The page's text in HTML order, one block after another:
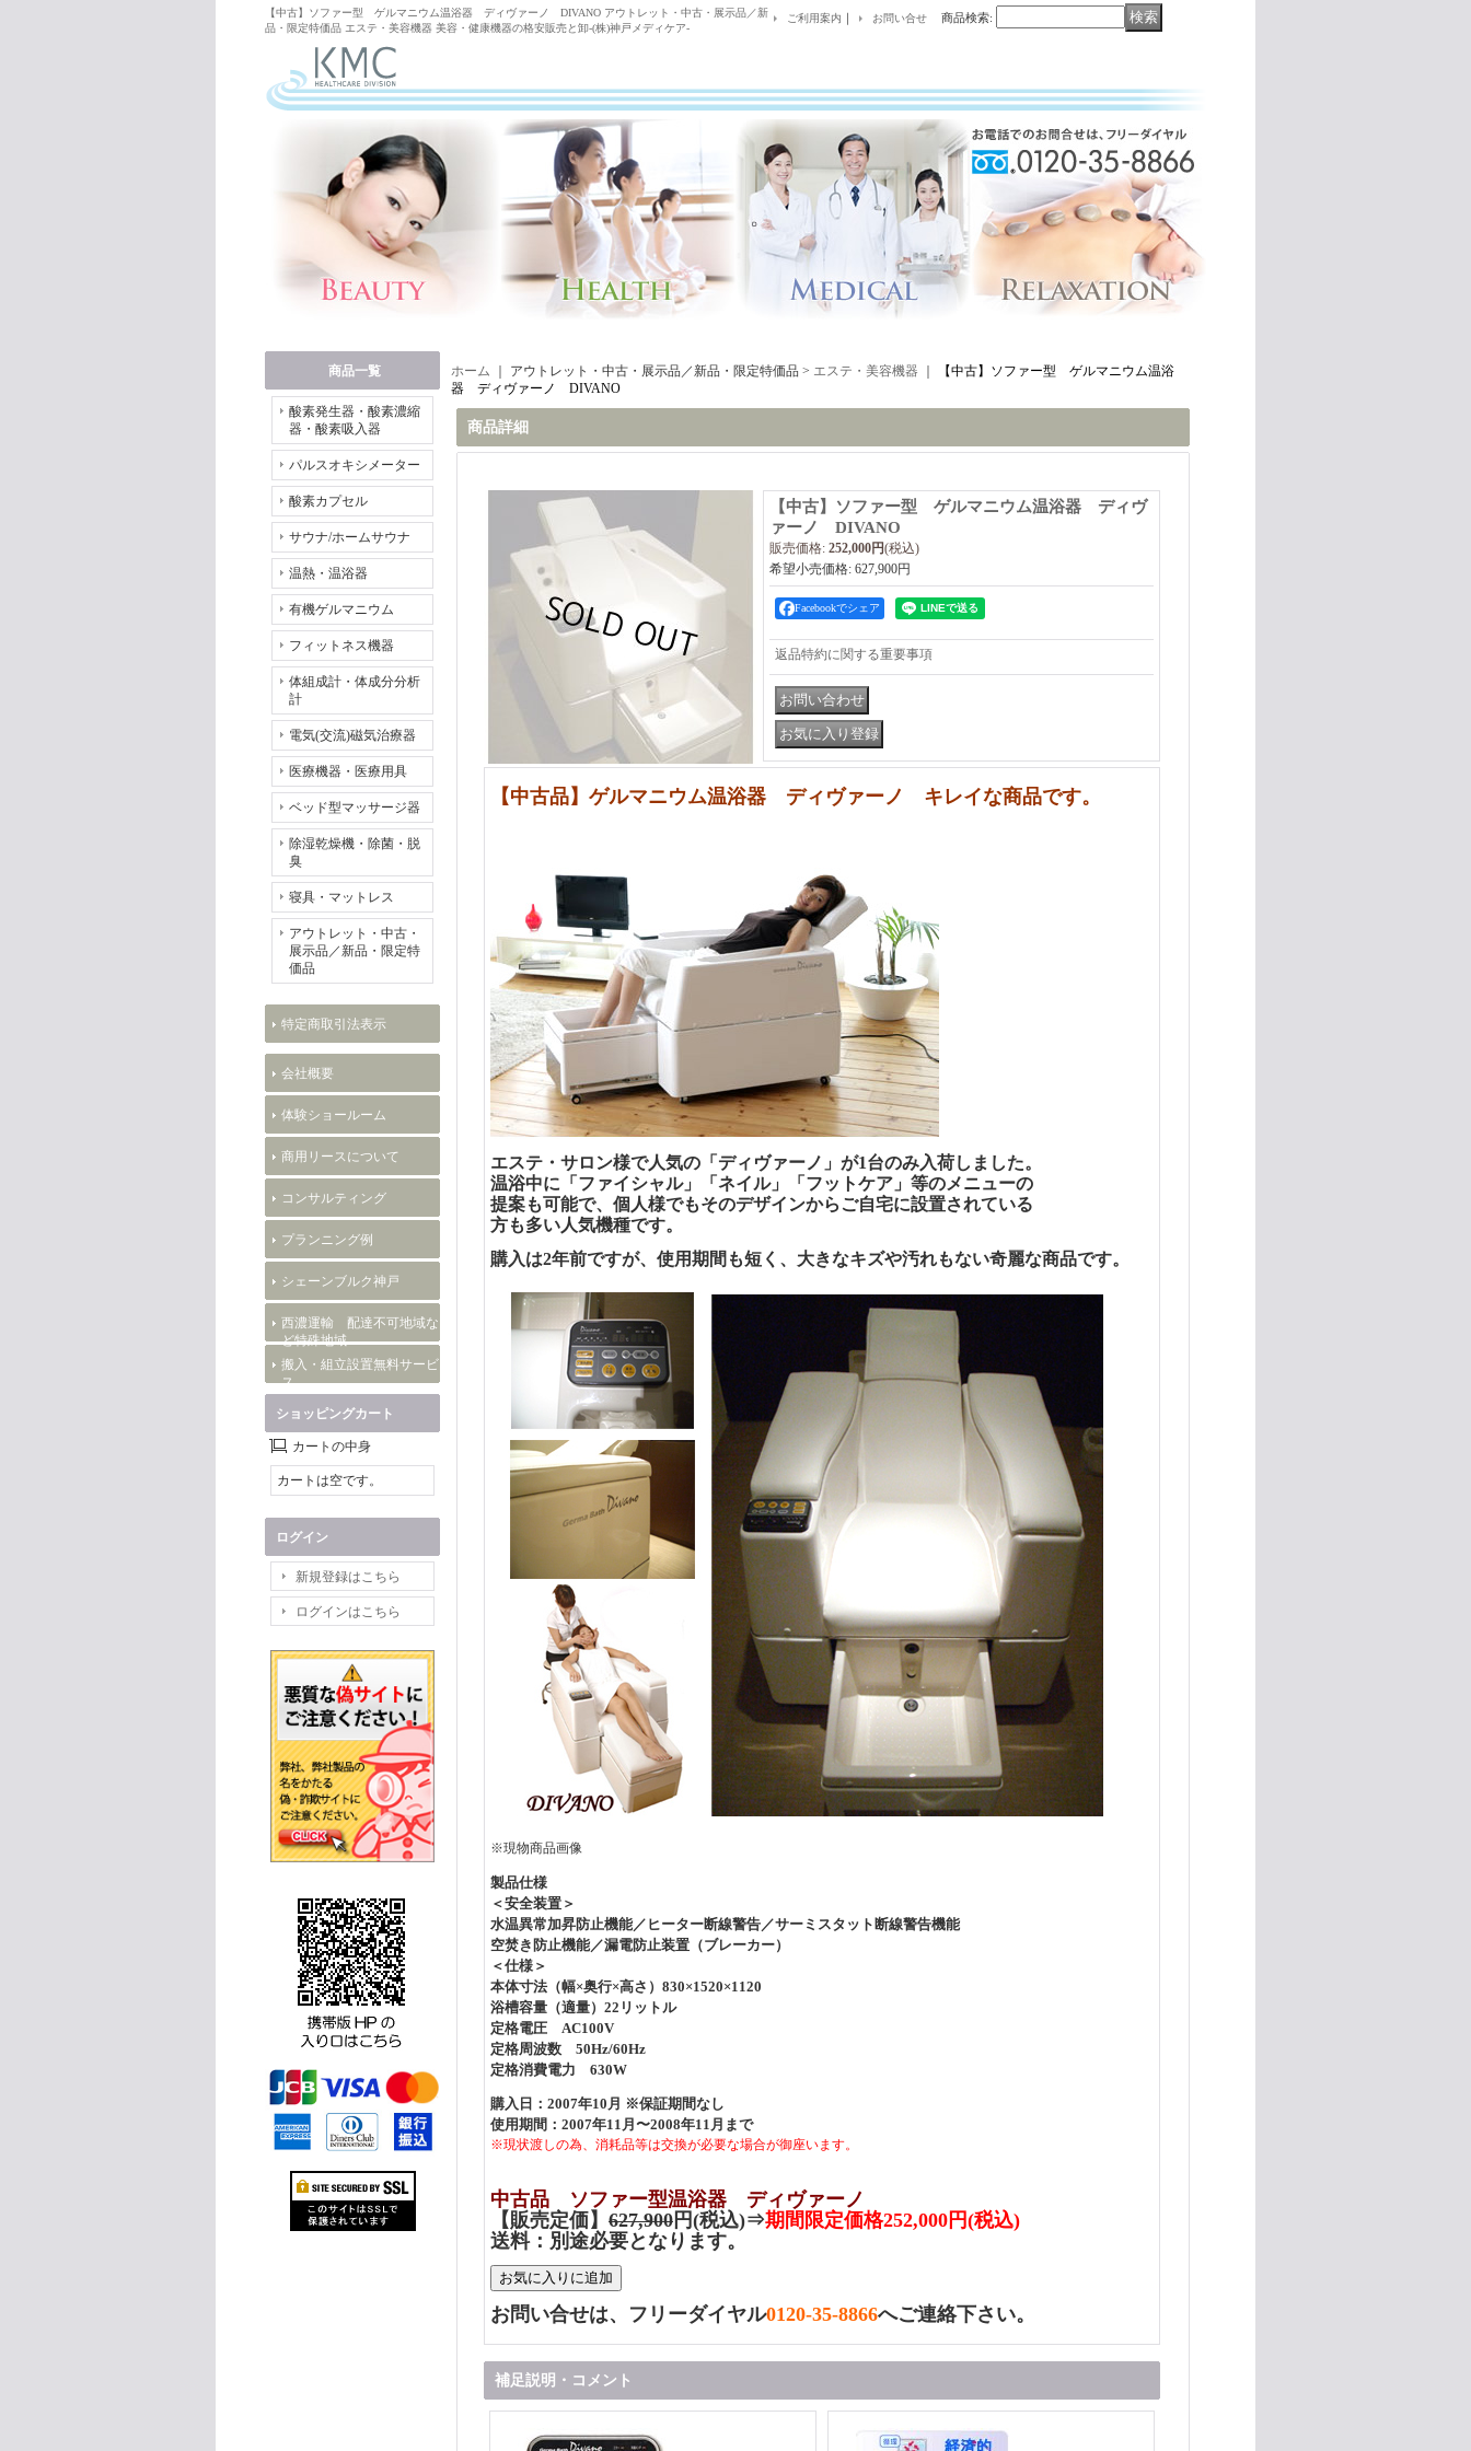
【中古】ソファー型 ゲルマニウム温浴器 ディヴァーノ DIVANO アウトレット・中古・展示品／新
品・限定特価品 エステ・美容機器 美容・健康機器の格安販売と卸-(株)神戸メディケア-
ご利用案内 ｜ お問い合せ 商品検索:
商品一覧
酸素発生器・酸素濃縮
器・酸素吸入器
パルスオキシメーター
酸素カプセル
サウナ/ホームサウナ
温熱・温浴器
有機ゲルマニウム
フィットネス機器
体組成計・体成分分析
計
電気(交流)磁気治療器
医療機器・医療用具
ベッド型マッサージ器
除湿乾燥機・除菌・脱
臭
寝具・マットレス
アウトレット・中古・
展示品／新品・限定特
価品
特定商取引法表示
会社概要
体験ショールーム
商用リースについて
コンサルティング
プランニング例
シェーンブルク神戸
西濃運輸 配達不可地域な
ど特殊地域
搬入・組立設置無料サービ
ス
ショッピングカート
カートの中身
カートは空です。
ログイン
新規登録はこちら
ログインはこちら
ホーム ｜ アウトレット・中古・展示品／新品・限定特価品 > エステ・美容機器
【中古】ソファー型 ゲルマニウム温浴
器 ディヴァーノ DIVANO
商品詳細
【中古】ソファー型 ゲルマニウム温浴器 ディヴ
ァーノ DIVANO
販売価格: 252,000円(税込)
希望小売価格: 627,900円
Facebookでシェア
返品特約に関する重要事項
【中古品】ゲルマニウム温浴器 ディヴァーノ キレイな商品です。
エステ・サロン様で人気の「ディヴァーノ」が1台のみ入荷しました。
温浴中に「ファイシャル」「ネイル」「フットケア」等のメニューの
提案も可能で、個人様でもそのデザインからご自宅に設置されている
方も多い人気機種です。
購入は2年前ですが、使用期間も短く、大きなキズや汚れもない奇麗な商品です。
※現物商品画像
製品仕様
＜安全装置＞
水温異常加昇防止機能／ヒーター断線警告／サーミスタット断線警告機能
空焚き防止機能／漏電防止装置（ブレーカー）
＜仕様＞
本体寸法（幅×奥行×高さ）830×1520×1120
浴槽容量（適量）22リットル
定格電圧 AC100V
定格周波数 50Hz/60Hz
定格消費電力 630W
購入日：2007年10月 ※保証期間なし
使用期間：2007年11月〜2008年11月まで
※現状渡しの為、消耗品等は交換が必要な場合が御座います。
中古品 ソファー型温浴器 ディヴァーノ
【販売定価】 627,900 円(税込)⇒期間限定価格252,000円(税込)
送料：別途必要となります。
お問い合せは、フリーダイヤル0120-35-8866へご連絡下さい。
補足説明・コメント